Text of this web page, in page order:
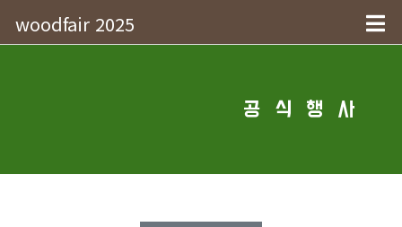
woodfair 2025
공 식 행 사